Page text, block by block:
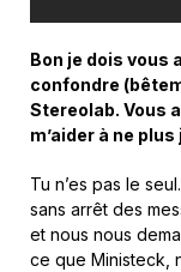
Bon je dois vous
confondre
Stereolab. Vous
m’aider à ne
Tu n’es pas le
sans arrêt des
et nous nous
ce que Ministeck,